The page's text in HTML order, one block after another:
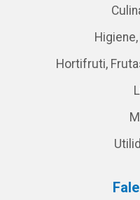
Hortifruti,